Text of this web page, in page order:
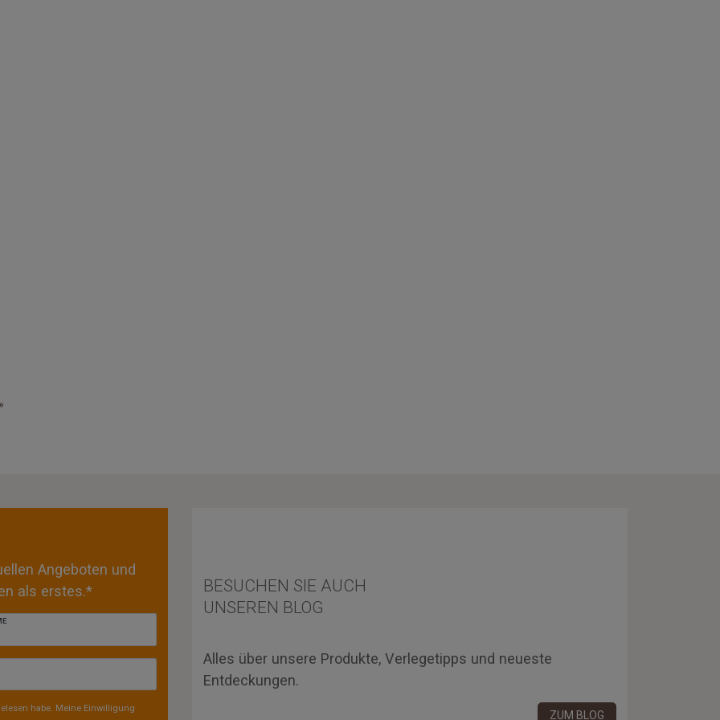
Angeboten und
als erstes.*
habe. Meine Einwilligung
BESUCHEN SIE AUCH
UNSEREN BLOG
Alles über unsere Produkte, Verlegetipps und neueste
Entdeckungen.
ZUM BLOG